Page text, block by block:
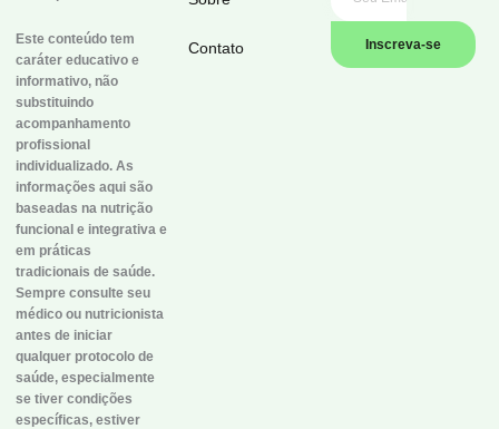
Este conteúdo tem
caráter educativo e
informativo, não
substituindo
acompanhamento
profissional
individualizado. As
informações aqui são
baseadas na nutrição
funcional e integrativa e
em práticas
tradicionais de saúde.
Sempre consulte seu
médico ou nutricionista
antes de iniciar
qualquer protocolo de
saúde, especialmente
se tiver condições
específicas, estiver
Contato Inscreva-se